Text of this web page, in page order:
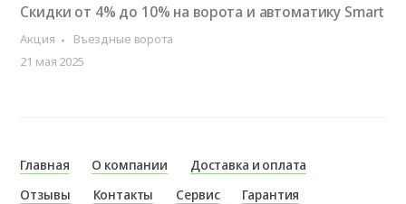
Скидки от 4% до 10% на ворота и автоматику Smart
Акция
Въездные ворота
21 мая 2025
Главная О компании
Доставка и оплата
Отзывы
Контакты Сервис
Гарантия